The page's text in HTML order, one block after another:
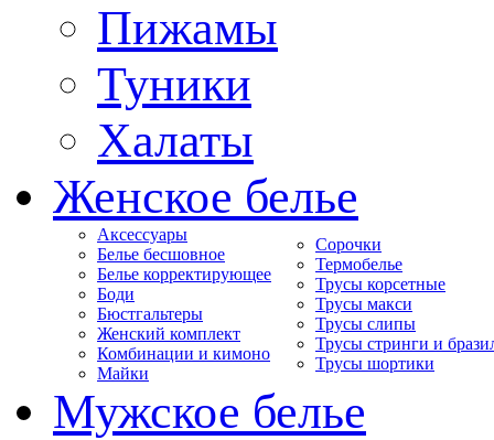
Пижамы
Туники
Халаты
Женское белье
Аксессуары
Белье бесшовное
Белье корректирующее
Боди
Бюстгальтеры
Женский комплект
Комбинации и кимоно
Майки
Сорочки
Термобелье
Трусы корсетные
Трусы макси
Трусы слипы
Трусы стринги и
Трусы шортики
Мужское белье